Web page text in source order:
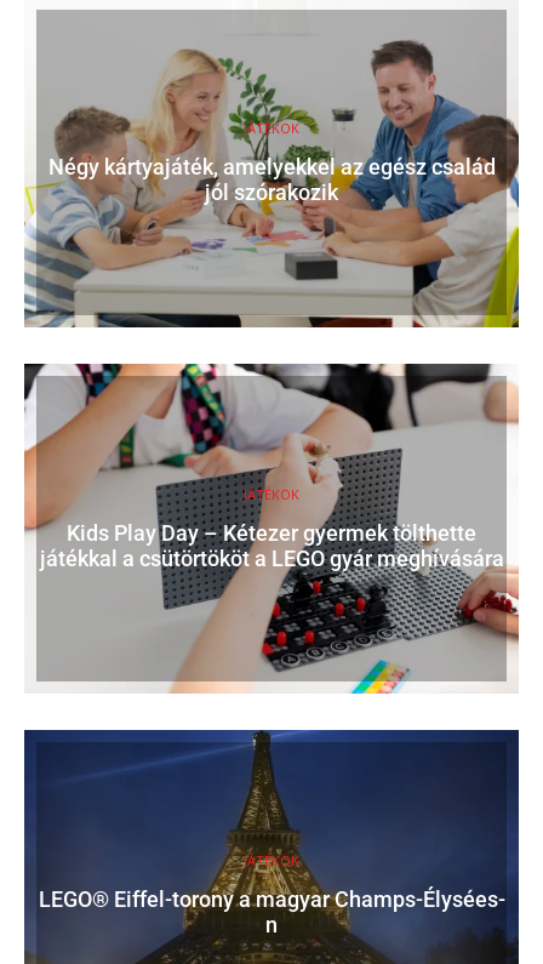
JÁTÉKOK
Négy kártyajáték, amelyekkel az egész család
jól szórakozik
JÁTÉKOK
Kids Play Day – Kétezer gyermek tölthette
játékkal a csütörtököt a LEGO gyár meghívására
JÁTÉKOK
LEGO® Eiffel-torony a magyar Champs-Élysées-
n